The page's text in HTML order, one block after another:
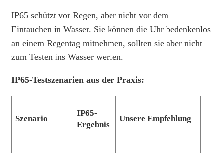
IP65 schützt vor Regen, aber nicht vor dem
Eintauchen in Wasser. Sie können die Uhr bedenkenlos
an einem Regentag mitnehmen, sollten sie aber nicht
zum Testen ins Wasser werfen.
IP65-Testszenarien aus der Praxis:
Szenario
IP65-
Ergebnis
Unsere Empfehlung